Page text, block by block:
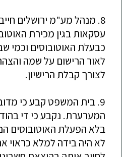
8. מנהל מע"מ ירושלים
עסקאות בגין מכירת
כבעלת האוטובוסים וכמי
לאור הרישום על שמה
לצורך קבלת הרישיון.
9. בית המשפט קבע כי
המערערת. נקבע כי די
בלא הפעלת האוטובוסים
לא היה בידה למלא כראוי